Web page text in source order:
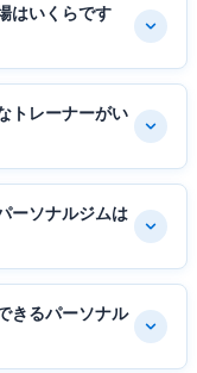
はいくらです
トレーナーがい
ーソナルジムは
きるパーソナル